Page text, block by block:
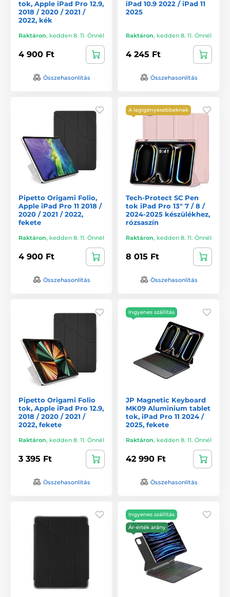
tok, Apple iPad Pro 12.9,
2018 / 2020 / 2021 /
2022, kék
Raktáron, kedden 8. 11. Önnél
4 900 Ft
Összehasonlítás
iPad 10.9 2022 / iPad 11
2025
Raktáron, kedden 8. 11. Önnél
4 245 Ft
Összehasonlítás
Pipetto Origami Folio,
Apple iPad Pro 11 2018 /
2020 / 2021 / 2022,
fekete
Raktáron, kedden 8. 11. Önnél
4 900 Ft
Összehasonlítás
A legigényesebbeknek
Tech-Protect SC Pen
tok iPad Pro 13" 7 / 8 /
2024-2025 készülékhez,
rózsaszín
Raktáron, kedden 8. 11. Önnél
8 015 Ft
Összehasonlítás
Pipetto Origami Folio
tok, Apple iPad Pro 12.9,
2018 / 2020 / 2021 /
2022, fekete
Raktáron, kedden 8. 11. Önnél
3 395 Ft
Összehasonlítás
Ingyenes szállítás
JP Magnetic Keyboard
MK09 Aluminium tablet
tok, iPad Pro 11 2024 /
2025, fekete
Raktáron, kedden 8. 11. Önnél
42 990 Ft
Összehasonlítás
Ingyenes szállítás
Ár-érték arány